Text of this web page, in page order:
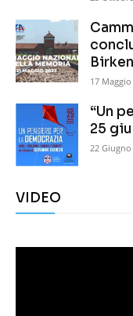
17
“Un
25
22 Giugno
VIDEO